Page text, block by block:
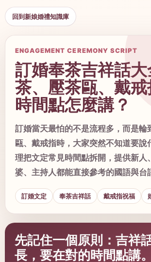
回到新娘婚禮知識庫
ENGAGEMENT CEREMONY SCRIPT
訂婚奉茶吉祥話
茶、壓茶甌、戴
時間點怎麼講？
訂婚當天最怕的不是流程多，而是輪
甌、戴戒指時，大家突然不知道要說
理把文定常見時間點拆開，提供新人
婆、主持人都能直接參考的國語與台
訂婚文定 奉茶吉祥話 戴戒指祝福
先記住一個原則：吉祥
長，要在對的時間點講。